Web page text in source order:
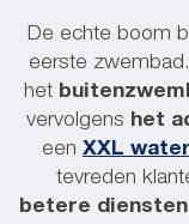
De echte boom
eerste
het
vervolgens het
een XXL
tevreden
betere diensten